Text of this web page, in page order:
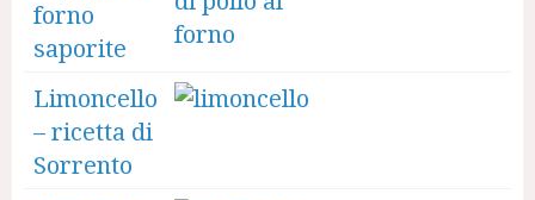
forno
saporite
Limoncello
– ricetta di
Sorrento